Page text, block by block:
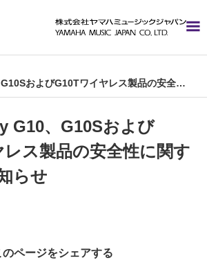
Line 6 Relay G10、G10SおよびG10Tワイヤレス製品の安全性に関する重要なお知らせ
G10、G10Sおよび
ス製品の安全性に関す
らせ
のページをシェアする